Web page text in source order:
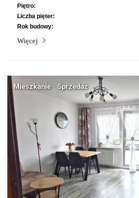
Piętro:
Liczba pięter:
Rok budowy:
Więcej
Mieszkanie · Sprzedaż